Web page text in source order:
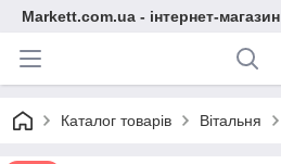
Markett.com.ua - інтернет-
Каталог товарів Вітальня